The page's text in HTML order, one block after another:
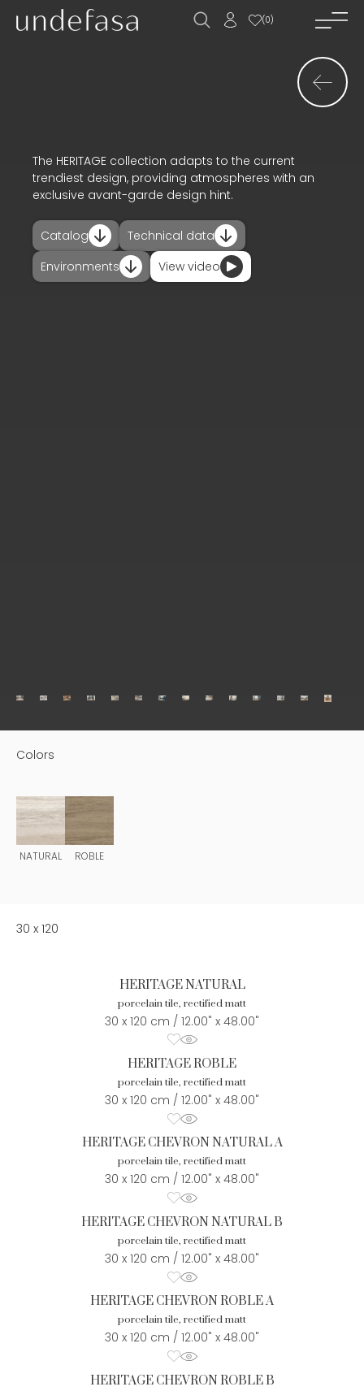
(0)
products_
projects_
downloads_
contact_
The HERITAGE collection adapts to the current
trendiest design, providing atmospheres with an
exclusive avant-garde design hint.
Catalog
Technical data
Environments
View video
Colors
NATURAL ROBLE
30 x 120
HERITAGE NATURAL
porcelain tile, rectified matt
30 x 120 cm / 12.00" x 48.00"
HERITAGE ROBLE
porcelain tile, rectified matt
30 x 120 cm / 12.00" x 48.00"
HERITAGE CHEVRON NATURAL A
porcelain tile, rectified matt
30 x 120 cm / 12.00" x 48.00"
HERITAGE CHEVRON NATURAL B
porcelain tile, rectified matt
30 x 120 cm / 12.00" x 48.00"
HERITAGE CHEVRON ROBLE A
porcelain tile, rectified matt
30 x 120 cm / 12.00" x 48.00"
HERITAGE CHEVRON ROBLE B